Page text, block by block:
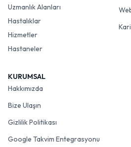
Uzmanlık Alanları
Hastalıklar
Hizmetler
Hastaneler
KURUMSAL
Hakkımızda
Bize Ulaşın
Gizlilik Politikası
Google Takvim Entegrasyonu